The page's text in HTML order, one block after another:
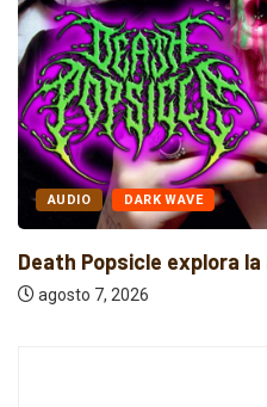
AUDIO DARK WAVE
Death Popsicle explora
agosto 7, 2026